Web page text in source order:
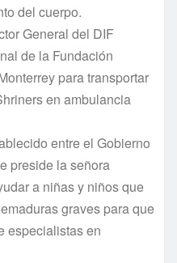
del cuerpo.
General del DIF
de la Fundación
para transportar
en ambulancia
entre el Gobierno
preside la señora
a niñas y niños que
graves para que
especialistas en